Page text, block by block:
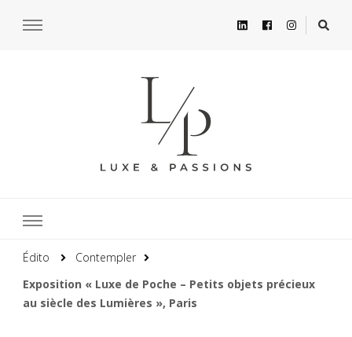
Édito
Contempler
Exposition « Luxe de Poche – Petits objets précieux
au siècle des Lumières », Paris